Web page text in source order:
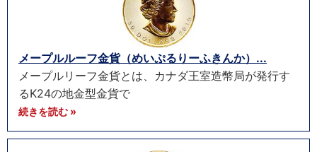
メープルルーフ金貨（めいぷるりーふきんか）...
メープルリーフ金貨とは、カナダ王室造幣局が発行す
るK24の地金型金貨で
続きを読む »